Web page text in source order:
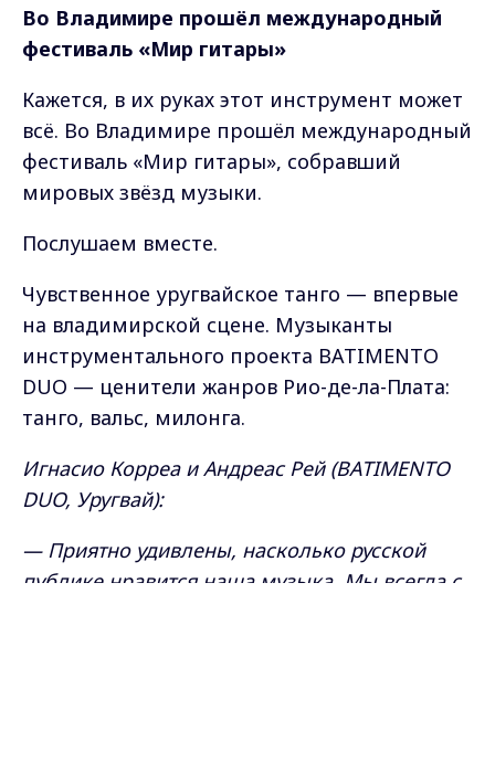
Во Владимире прошёл международный
фестиваль «Мир гитары»
Кажется, в их руках этот инструмент может
всё. Во Владимире прошёл международный
фестиваль «Мир гитары», собравший
мировых звёзд музыки.
Послушаем вместе.
Чувственное уругвайское танго — впервые
на владимирской сцене. Музыканты
инструментального проекта BATIMENTO
DUO — ценители жанров Рио-де-ла-Плата:
танго, вальс, милонга.
Игнасио Корреа и Андреас Рей (BATIMENTO
DUO, Уругвай):
— Приятно удивлены, насколько русской
публике нравится наша музыка. Мы всегда с